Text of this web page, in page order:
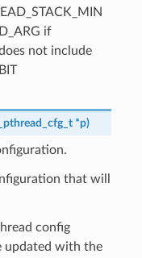
if
not include
*p)
that will
config
updated with the